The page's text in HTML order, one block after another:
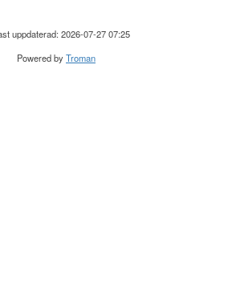
uppdaterad: 2026-07-27 07:25
Powered byTroman